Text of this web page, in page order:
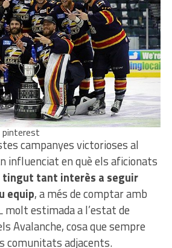
pinterest
campanyes victorioses al
influenciat en què els aficionats
tingut tant interès a seguir
equip, a més de comptar amb
molt estimada a l’estat de
Avalanche, cosa que sempre
comunitats adjacents.